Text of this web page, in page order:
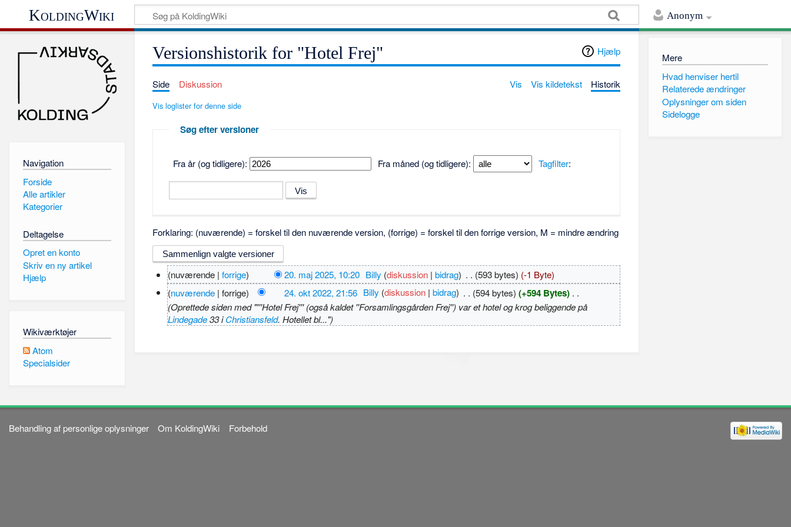
Anonym
KoldingWiki
Hjælp
Versionshistorik for "Hotel Frej"
Side Diskussion Vis Vis kildetekst Historik
Vis loglister for denne side
Søg efter versioner
Fra år (og tidligere): Fra måned (og tidligere): Tagfilter:
Forklaring: (nuværende) = forskel til den nuværende version, (forrige) = forskel til den forrige version, M = mindre ændring
(nuværende | forrige) 20. maj 2025, 10:20 Billy (diskussion |bidrag) . . (593 bytes) (-1 Byte)
(nuværende| forrige) 24. okt 2022, 21:56 Billy (diskussion |bidrag) (594 bytes) (+594 Bytes)
(Oprettede siden med "'''Hotel Frej''' (også kaldet ''Forsamlingsgården Frej'') var et hotel og krog beliggende på
Lindegade33 iChristiansfeld. Hotellet bl...")
Navigation
Forside
Alle artikler
Kategorier
Deltagelse
Opret en konto
Skriv en ny artikel
Hjælp
Wikiværktøjer
Atom
Specialsider
Mere
Hvad henviser hertil
Relaterede ændringer
Oplysninger om siden
Sidelogge
Behandling af personlige oplysninger Om KoldingWiki Forbehold